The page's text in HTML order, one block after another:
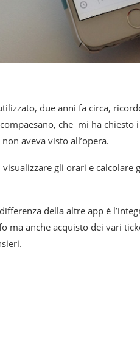
due anni fa circa,
che mi ha
aveva visto all’opera.
visualizzare gli orari e
della altre app è
ma anche acquisto dei vari